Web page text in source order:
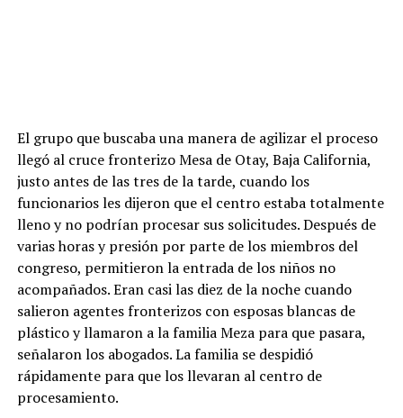
El grupo que buscaba una manera de agilizar el proceso
llegó al cruce fronterizo Mesa de Otay, Baja California,
justo antes de las tres de la tarde, cuando los
funcionarios les dijeron que el centro estaba totalmente
lleno y no podrían procesar sus solicitudes. Después de
varias horas y presión por parte de los miembros del
congreso, permitieron la entrada de los niños no
acompañados. Eran casi las diez de la noche cuando
salieron agentes fronterizos con esposas blancas de
plástico y llamaron a la familia Meza para que pasara,
señalaron los abogados. La familia se despidió
rápidamente para que los llevaran al centro de
procesamiento.